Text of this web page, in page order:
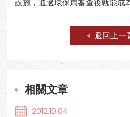
設施，通過環保局審查後就能成
返回上一
相關文章
2012.10.04